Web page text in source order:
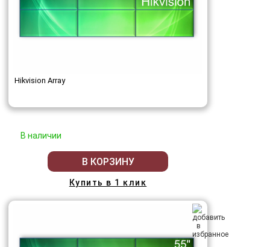
Hikvision Array
В наличии
В КОРЗИНУ
Купить в 1 клик